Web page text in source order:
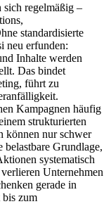
sich regelmäßig –
standardisierte
neu erfunden:
Inhalte werden
Das bindet
führt zu
Kampagnen häufig
strukturierten
können nur schwer
belastbare Grundlage,
systematisch
Unternehmen
gerade in
zum